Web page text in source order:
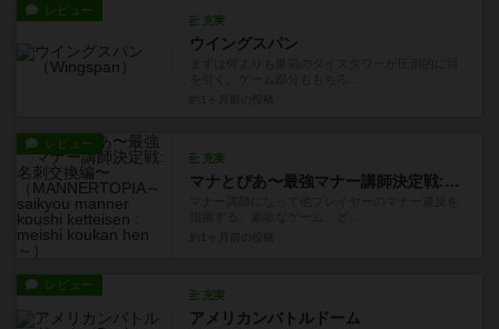
レビュー
充実
ウイングスパン
レビュー
充実
マナとぴあ〜最強マナー講師決定戦:名刺交換編〜
レビュー
充実
アメリカンバトルドーム